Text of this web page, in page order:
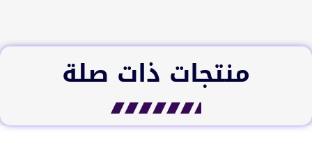
منتجات ذات صلة